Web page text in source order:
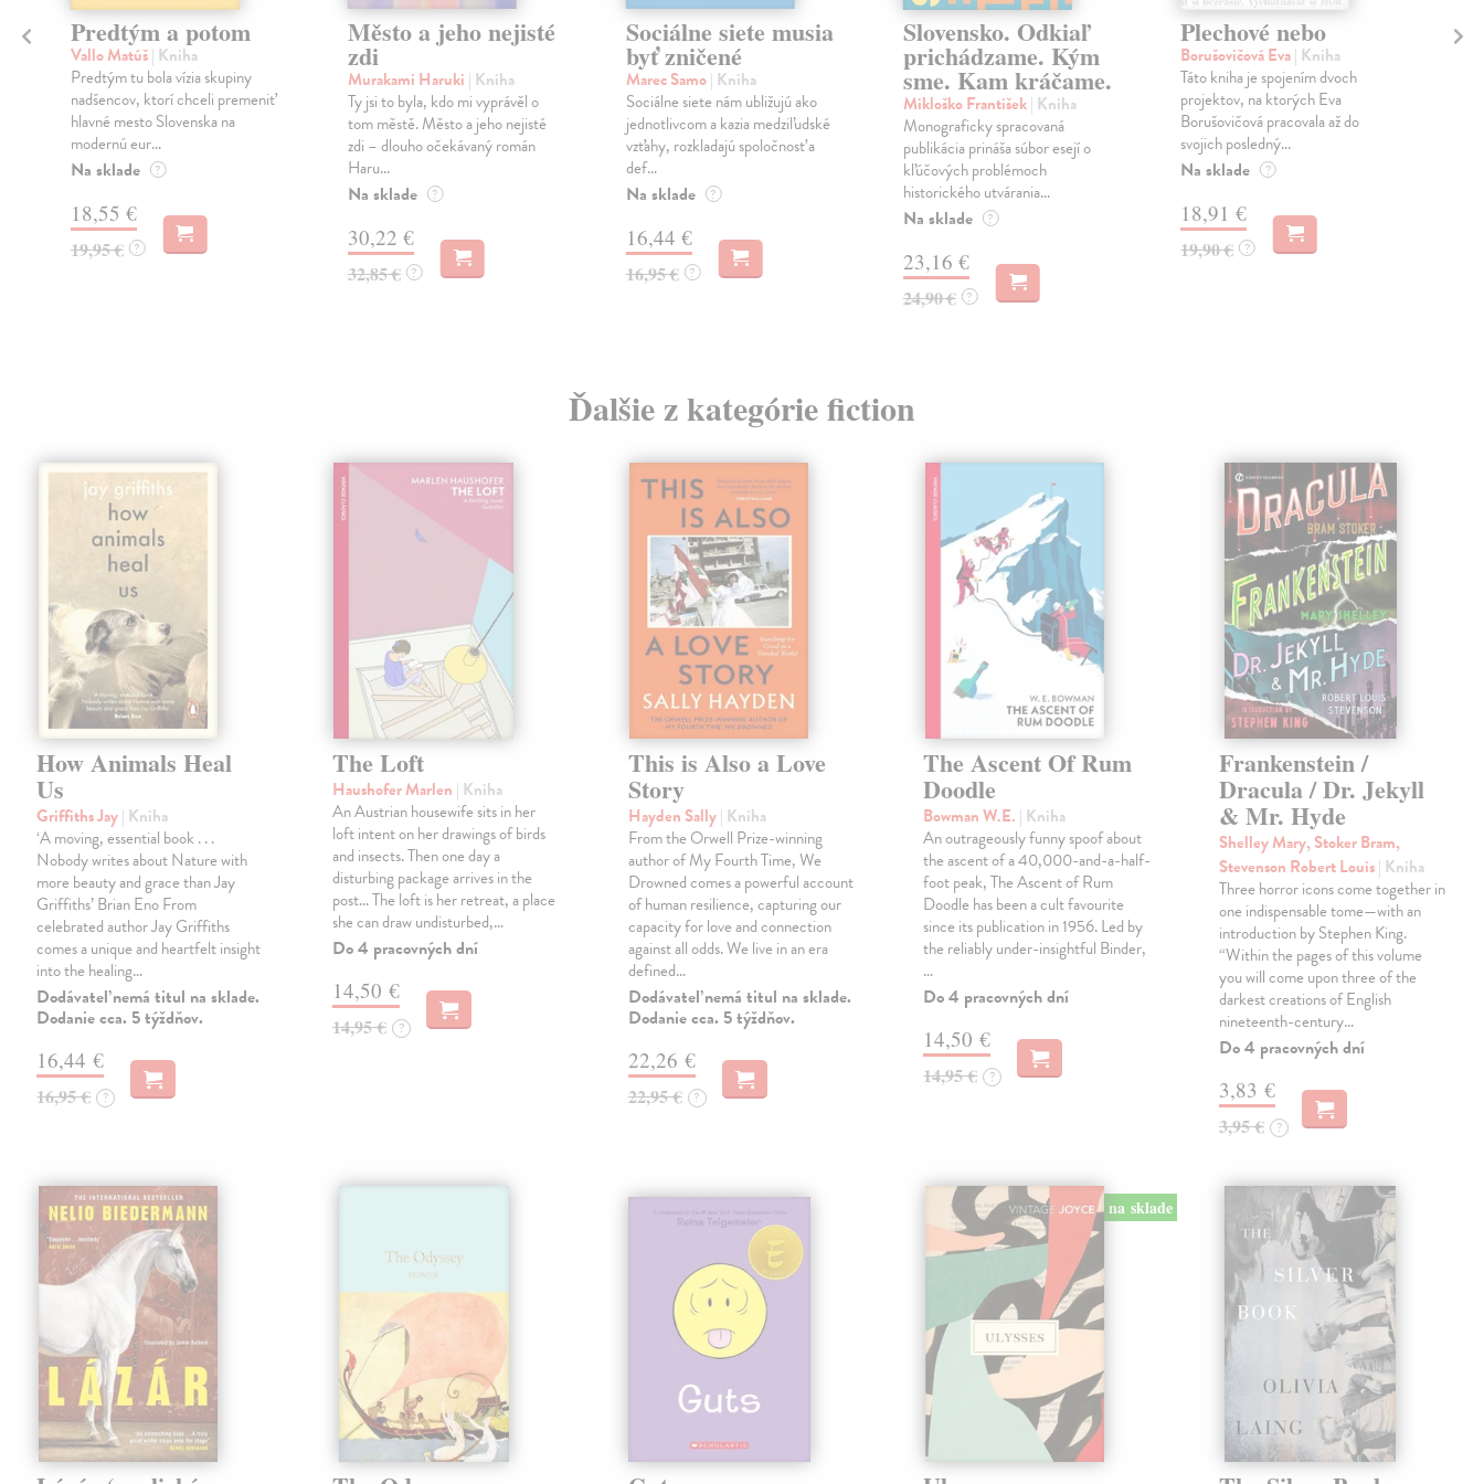
Predtým a potom
Vallo Matúš| Kniha
Predtým tu bola vízia skupiny
nadšencov, ktorí chceli premeniť
hlavné mesto Slovenska na
modernú eur...
Na sklade ?
18,55 €
19,95 € ?
Město a jeho nejisté
zdi
Murakami Haruki | Kniha
Ty jsi to byla, kdo mi vyprávěl o
tom městě. Město a jeho nejisté
zdi – dlouho očekávaný román
Haru...
Na sklade ?
30,22 €
32,85 € ?
Sociálne siete musia
byť zničené
Marec Samo| Kniha
Sociálne siete nám ubližujú ako
jednotlivcom a kazia medziľudské
vzťahy, rozkladajú spoločnosť a
def...
Na sklade ?
16,44 €
16,95 € ?
Slovensko. Odkiaľ
prichádzame. Kým
sme. Kam kráčame.
Mikloško František| Kniha
Monograficky spracovaná
publikácia prináša súbor esejí o
kľúčových problémoch
historického utvárania...
Na sklade ?
23,16 €
24,90 € ?
Plechové nebo
Borušovičová Eva| Kniha
Táto kniha je spojením dvoch
projektov, na ktorých Eva
Borušovičová pracovala až do
svojich posledný...
Na sklade ?
18,91 €
19,90 € ?
Ďalšie z kategórie fiction
How Animals Heal
Us
Griffiths Jay| Kniha
‘A moving, essential book . . .
Nobody writes about Nature with
more beauty and grace than Jay
Griffiths’ Brian Eno From
celebrated author Jay Griffiths
comes a unique and heartfelt insight
into the healing…
Dodávateľ nemá titul na sklade.
Dodanie cca. 5 týždňov.
16,44 €
16,95 € ?
The Loft
Haushofer Marlen | Kniha
An Austrian housewife sits in her
loft intent on her drawings of birds
and insects. Then one day a
disturbing package arrives in the
post... The loft is her retreat, a place
she can draw undisturbed,…
Do 4 pracovných dní
14,50 €
14,95 € ?
This is Also a Love
Story
Hayden Sally| Kniha
From the Orwell Prize-winning
author of My Fourth Time, We
Drowned comes a powerful account
of human resilience, capturing our
capacity for love and connection
against all odds. We live in an era
defined…
Dodávateľ nemá titul na sklade.
Dodanie cca. 5 týždňov.
22,26 €
22,95 € ?
The Ascent Of Rum
Doodle
Bowman W.E. | Kniha
An outrageously funny spoof about
the ascent of a 40,000-and-a-half-
foot peak, The Ascent of Rum
Doodle has been a cult favourite
since its publication in 1956. Led by
the reliably under-insightful Binder,
…
Do 4 pracovných dní
14,50 €
14,95 € ?
Frankenstein /
Dracula / Dr. Jekyll
& Mr. Hyde
Shelley Mary, Stoker Bram,
Stevenson Robert Louis| Kniha
Three horror icons come together in
one indispensable tome—with an
introduction by Stephen King.
“Within the pages of this volume
you will come upon three of the
darkest creations of English
nineteenth-century…
Do 4 pracovných dní
3,83 €
3,95 € ?
na sklade